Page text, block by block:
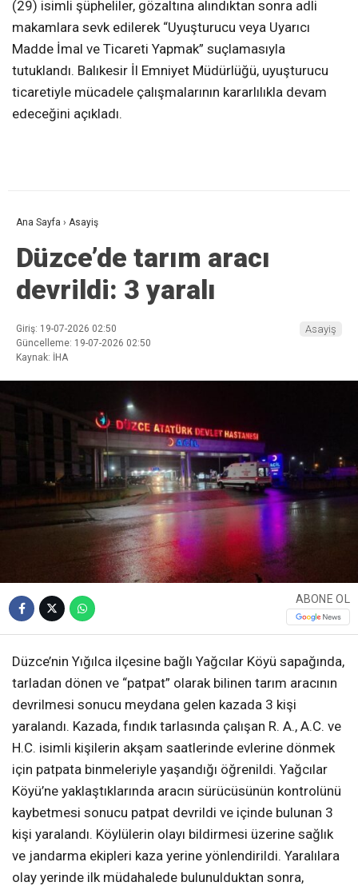
(29) isimli şüpheliler, gözaltına alındıktan sonra adli
makamlara sevk edilerek “Uyuşturucu veya Uyarıcı
Madde İmal ve Ticareti Yapmak” suçlamasıyla
tutuklandı. Balıkesir İl Emniyet Müdürlüğü, uyuşturucu
ticaretiyle mücadele çalışmalarının kararlılıkla devam
edeceğini açıkladı.
Ana Sayfa › Asayiş
Düzce’de tarım aracı
devrildi: 3 yaralı
Giriş: 19-07-2026 02:50
Güncelleme: 19-07-2026 02:50
Kaynak: İHA
Asayiş
ABONE OL
Düzce’nin Yığılca ilçesine bağlı Yağcılar Köyü sapağında,
tarladan dönen ve “patpat” olarak bilinen tarım aracının
devrilmesi sonucu meydana gelen kazada 3 kişi
yaralandı. Kazada, fındık tarlasında çalışan R. A., A.C. ve
H.C. isimli kişilerin akşam saatlerinde evlerine dönmek
için patpata binmeleriyle yaşandığı öğrenildi. Yağcılar
Köyü’ne yaklaştıklarında aracın sürücüsünün kontrolünü
kaybetmesi sonucu patpat devrildi ve içinde bulunan 3
kişi yaralandı. Köylülerin olayı bildirmesi üzerine sağlık
ve jandarma ekipleri kaza yerine yönlendirildi. Yaralılara
olay yerinde ilk müdahalede bulunulduktan sonra,